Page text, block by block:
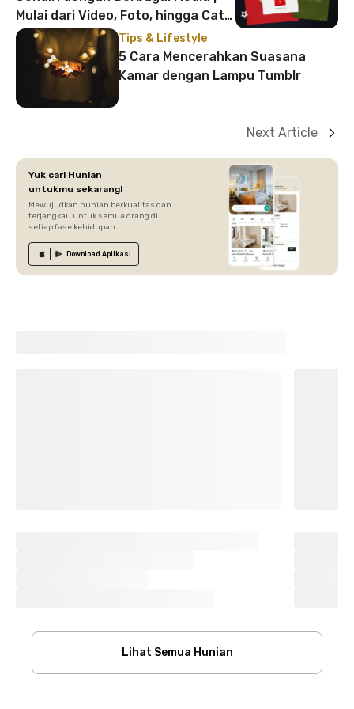
Mulai dari Video, Foto, hingga Cat
Air!
Tips & Lifestyle
5 Cara Mencerahkan Suasana
Kamar dengan Lampu Tumblr
Next Article
Yuk cari Hunian
untukmu sekarang!
Mewujudkan hunian berkualitas dan
terjangkau untuk semua orang di
setiap fase kehidupan.
Download Aplikasi
Lihat Semua Hunian